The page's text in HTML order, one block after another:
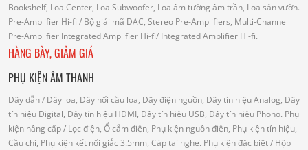
Bookshelf, Loa Center, Loa Subwoofer, Loa âm tường âm trần, Loa sân vườn.
Pre-Amplifier Hi-fi / Bộ giải mã DAC, Stereo Pre-Amplifiers, Multi-Channel
Pre-Amplifier Integrated Amplifier Hi-fi/ Integrated Amplifier Hi-fi.
HÀNG BÀY, GIẢM GIÁ
PHỤ KIỆN ÂM THANH
Dây dẫn/ Dây loa, Dây nối cầu loa, Dây điện nguồn, Dây tín hiệu Analog, Dây
tín hiệu Digital, Dây tín hiệu HDMI, Dây tín hiệu USB, Dây tín hiệu Phono. Phụ
kiện nâng cấp/ Lọc điện, Ổ cắm điện, Phụ kiện nguồn điện, Phụ kiện tín hiệu,
Cầu chì, Phụ kiện kết nối giắc 3.5mm, Cáp tai nghe. Phụ kiện đặc biệt/ Hộp